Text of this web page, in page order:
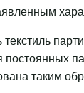
текстиль
таким